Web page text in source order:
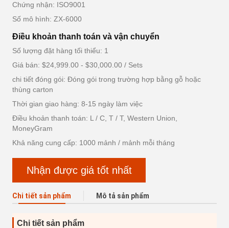
Chứng nhận: ISO9001
Số mô hình: ZX-6000
Điều khoản thanh toán và vận chuyển
Số lượng đặt hàng tối thiểu: 1
Giá bán: $24,999.00 - $30,000.00 / Sets
chi tiết đóng gói: Đóng gói trong trường hợp bằng gỗ hoặc
thùng carton
Thời gian giao hàng: 8-15 ngày làm việc
Điều khoản thanh toán: L / C, T / T, Western Union,
MoneyGram
Khả năng cung cấp: 1000 mảnh / mảnh mỗi tháng
Nhận được giá tốt nhất
Chi tiết sản phẩm Mô tả sản phẩm
Chi tiết sản phẩm